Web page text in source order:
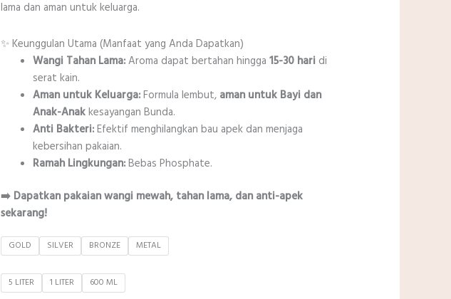
lama dan aman untuk keluarga.
✨ Keunggulan Utama (Manfaat yang Anda Dapatkan)
Wangi Tahan Lama:Aroma dapat bertahan hingga 15-30 hari di
serat kain.
Aman untuk Keluarga:Formula lembut, aman untuk Bayi dan
Anak-Anakkesayangan Bunda.
Anti Bakteri:Efektif menghilangkan bau apek dan menjaga
kebersihan pakaian.
Ramah Lingkungan:Bebas Phosphate.
➡️ Dapatkan pakaian wangi mewah, tahan lama, dan anti-apek
sekarang!
GOLD SILVER BRONZE METAL
5 LITER 1 LITER 600 ML